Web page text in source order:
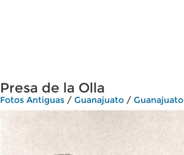
Presa de la Olla
Fotos Antiguas / Guanajuato / Guanajuato